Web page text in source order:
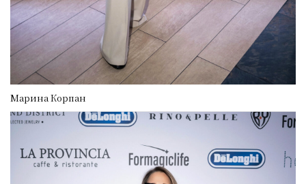
Марина Корпан